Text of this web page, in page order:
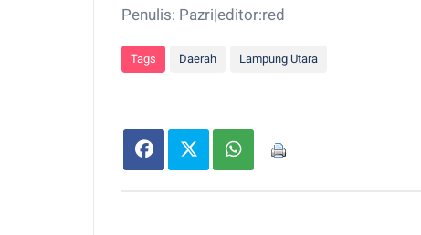
Penulis: Pazri|editor:red
Tags Daerah Lampung Utara